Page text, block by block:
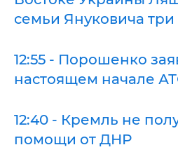
семьи Януковича
12:55 - Порошенко
настоящем начале
12:40 - Кремль не
помощи от ДНР